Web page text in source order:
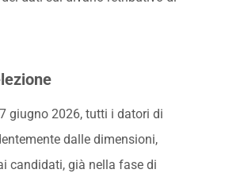
giugno 2026, tutti i datori di
dalle dimensioni,
candidati, già nella fase di